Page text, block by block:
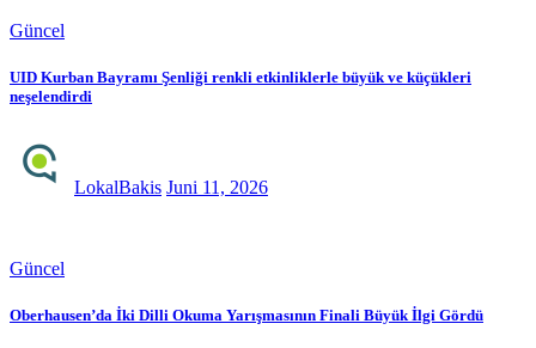
Güncel
UID Kurban Bayramı Şenliği renkli etkinliklerle büyük ve küçükleri
neşelendirdi
LokalBakis Juni 11, 2026
Güncel
Oberhausen’da İki Dilli Okuma Yarışmasının Finali Büyük İlgi Gördü